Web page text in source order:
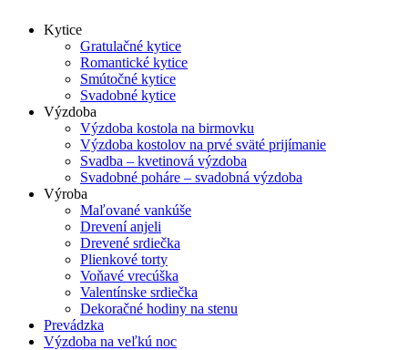
Kytice
Gratulačné kytice
Romantické kytice
Smútočné kytice
Svadobné kytice
Výzdoba
Výzdoba kostola na birmovku
Výzdoba kostolov na prvé sväté prijímanie
Svadba – kvetinová výzdoba
Svadobné poháre – svadobná výzdoba
Výroba
Maľované vankúše
Drevení anjeli
Drevené srdiečka
Plienkové torty
Voňavé vrecúška
Valentínske srdiečka
Dekoračné hodiny na stenu
Prevádzka
Výzdoba na veľkú noc